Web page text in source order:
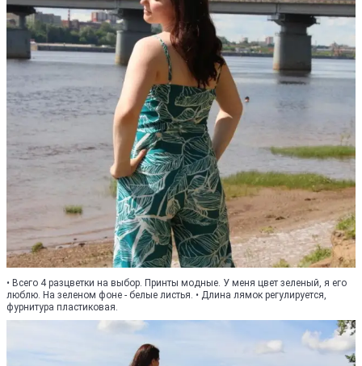
• Всего 4 разцветки на выбор. Принты модные. У меня цвет зеленый, я его
люблю. На зеленом фоне - белые листья. • Длина лямок регулируется,
фурнитура пластиковая.